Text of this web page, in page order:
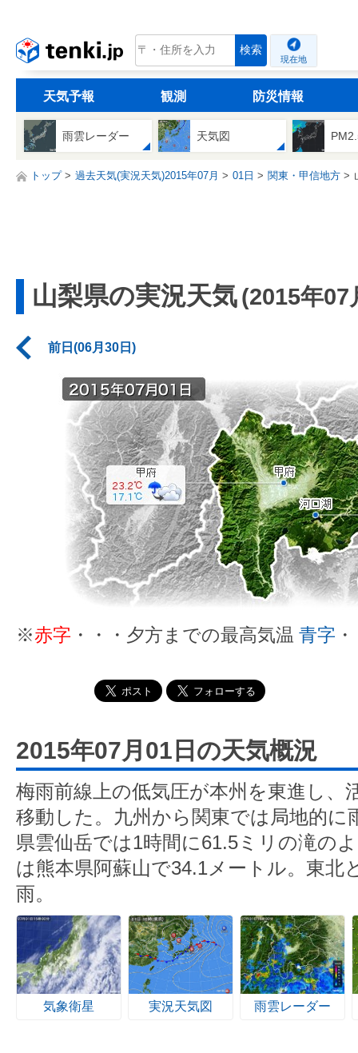
tenki.jp 検索
現在地
天気予報 観測 防災情報
雨雲レーダー 天気図
トップ 過去天気(実況天気)2015年07月 01日 関東・甲信地方
山梨県の実況天気(2015年07
前日(06月30日)
※赤字 ・・・夕方までの最高気温 青字
2015年07月01日の天気概況
梅雨前線上の低気圧が本州を東進し、
移動した。九州から関東では局地的に
県雲仙岳では1時間に61.5ミリの滝の
は熊本県阿蘇山で34.1メートル。東北
雨。
気象衛星 実況天気図 雨雲レーダー